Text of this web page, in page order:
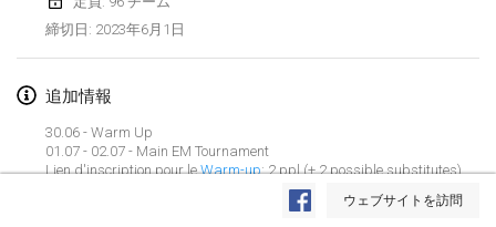
リストを表示
締切日 : 2023年6月1日
追加情報
30.06 - Warm Up
01.07 - 02.07 - Main EM Tournament
Lien d'inscription pour leWarm-up: 2 ppl (+ 2 possible substitutes)
ウェブサイトを訪問
2023年2月11日|
Indoor de la CASAS
2023年2月18日
Faschings-Mölkky